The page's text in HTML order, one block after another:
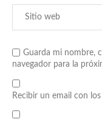
Guarda mi nombre,
navegador para la
Recibir un email con